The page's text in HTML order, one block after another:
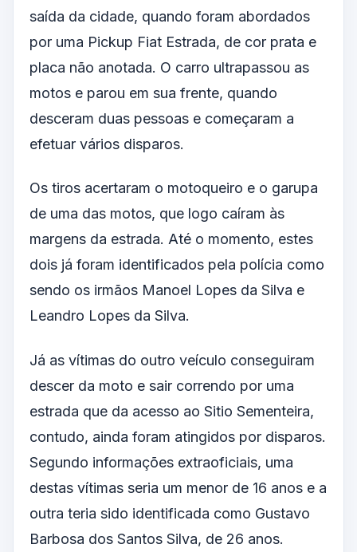
saída da cidade, quando foram abordados
por uma Pickup Fiat Estrada, de cor prata e
placa não anotada. O carro ultrapassou as
motos e parou em sua frente, quando
desceram duas pessoas e começaram a
efetuar vários disparos.
Os tiros acertaram o motoqueiro e o garupa
de uma das motos, que logo caíram às
margens da estrada. Até o momento, estes
dois já foram identificados pela polícia como
sendo os irmãos Manoel Lopes da Silva e
Leandro Lopes da Silva.
Já as vítimas do outro veículo conseguiram
descer da moto e sair correndo por uma
estrada que da acesso ao Sitio Sementeira,
contudo, ainda foram atingidos por disparos.
Segundo informações extraoficiais, uma
destas vítimas seria um menor de 16 anos e a
outra teria sido identificada como Gustavo
Barbosa dos Santos Silva, de 26 anos.